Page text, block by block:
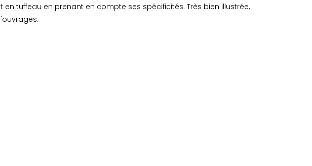
tuffeau en prenant en compte ses spécificités. Très bien illustrée,